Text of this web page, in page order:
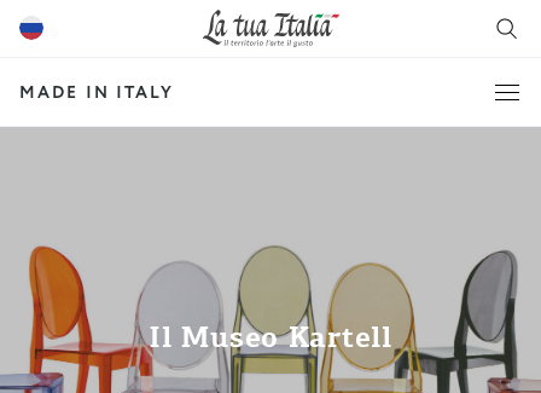
MADE IN ITALY
Il Museo Kartell